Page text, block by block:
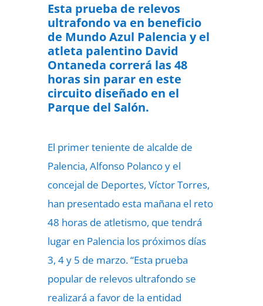
Esta prueba de relevos
ultrafondo va en beneficio
de Mundo Azul Palencia y el
atleta palentino David
Ontaneda correrá las 48
horas sin parar en este
circuito diseñado en el
Parque del Salón.
El primer teniente de alcalde de
Palencia, Alfonso Polanco y el
concejal de Deportes, Víctor Torres,
han presentado esta mañana el reto
48 horas de atletismo, que tendrá
lugar en Palencia los próximos días
3, 4 y 5 de marzo. “Esta prueba
popular de relevos ultrafondo se
realizará a favor de la entidad